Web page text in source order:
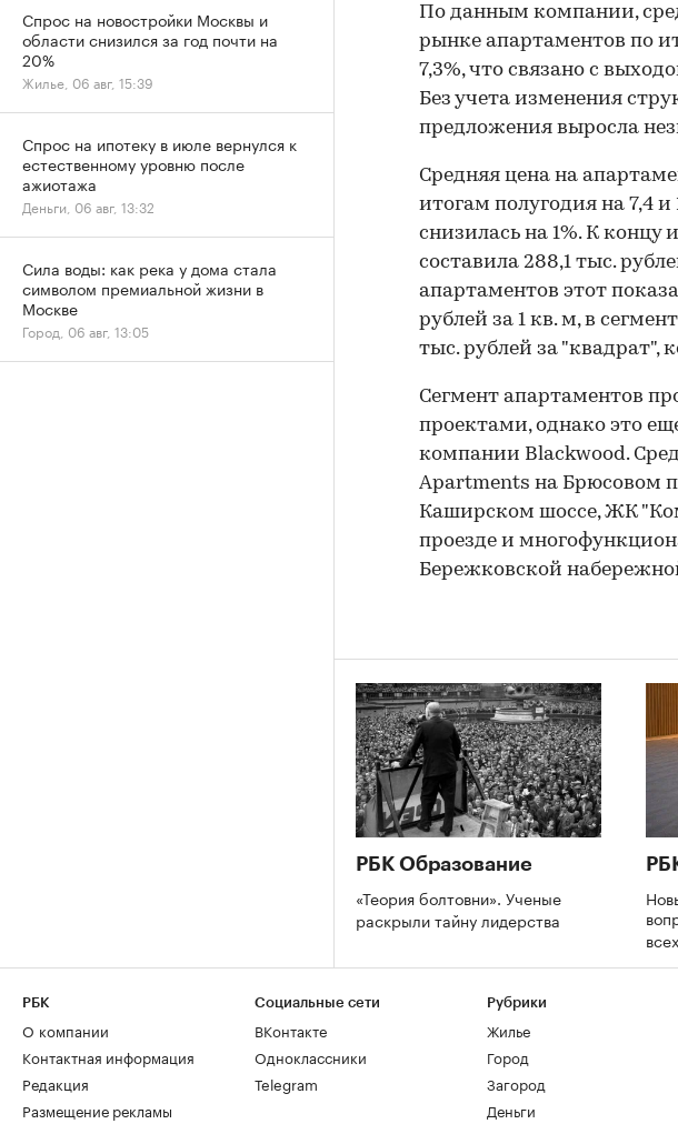
По данным компании,
рынке апартаментов по
7,3%, что связано с
Без учета изменения
предложения выросла
Средняя цена на
итогам полугодия на 7,4
снизилась на 1%. К концу
составила 288,1 тыс.
апартаментов этот
рублей за 1 кв. м, в
тыс. рублей за "квадрат",
Сегмент апартаментов
проектами, однако это
компании Blackwood.
Apartments на Брюсовом
Каширском шоссе, ЖК
проезде и
Бережковской
РБК Образование
«Теория болтовни». Ученые
раскрыли тайну лидерства
всех
Спрос на новостройки Москвы и
области снизился за год почти на
20%
Жилье, 06 авг, 15:39
Спрос на ипотеку в июле вернулся к
естественному уровню после
ажиотажа
Деньги, 06 авг, 13:32
Сила воды: как река у дома стала
символом премиальной жизни в
Москве
Город, 06 авг, 13:05
РБК
О компании
Контактная информация
Редакция
Размещение рекламы
Социальные сети
ВКонтакте
Одноклассники
Telegram
Рубрики
Жилье
Город
Загород
Деньги